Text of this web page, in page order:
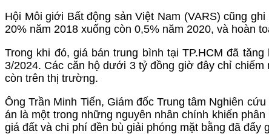
Hội Môi giới Bất động sản Việt Nam (VARS) cũng
20% năm 2018 xuống còn 0,5% năm 2020, và hoàn
Trong khi đó, giá bán trung bình tại TP.HCM đã
3/2024. Các căn hộ dưới 3 tỷ đồng giờ đây chỉ
còn trên thị trường.
Ông Trần Minh Tiến, Giám đốc Trung tâm Nghiên
án là một trong những nguyên nhân chính khiến
giá đất và chi phí đền bù giải phóng mặt bằng đã đẩy